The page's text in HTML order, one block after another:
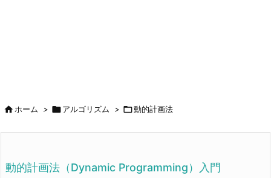
 ホーム >  アルゴリズム > 動的計画法
動的計画法（Dynamic Programming）入門